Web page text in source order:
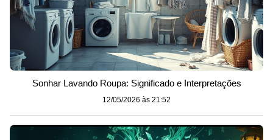
Sonhar Lavando Roupa: Significado e Interpretações
12/05/2026 às 21:52